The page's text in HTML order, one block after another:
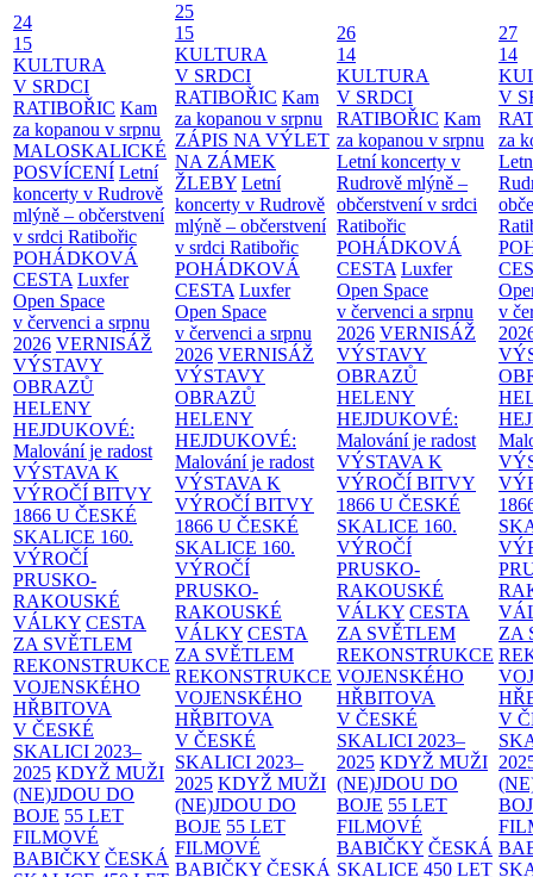
24
15
KULTURA
V SRDCI
RATIBOŘIC Kam
za kopanou v srpnu
MALOSKALICKÉ
POSVÍCENÍ Letní
koncerty v Rudrově
mlýně – občerstvení
v srdci Ratibořic
POHÁDKOVÁ
CESTA Luxfer
Open Space
v červenci a srpnu
2026 VERNISÁŽ
VÝSTAVY
OBRAZŮ
HELENY
HEJDUKOVÉ:
Malování je radost
VÝSTAVA K
VÝROČÍ BITVY
1866 U ČESKÉ
SKALICE 160.
VÝROČÍ
PRUSKO-
RAKOUSKÉ
VÁLKY CESTA
ZA SVĚTLEM
REKONSTRUKCE
VOJENSKÉHO
HŘBITOVA
V ČESKÉ
SKALICI 2023–
2025 KDYŽ MUŽI
(NE)JDOU DO
BOJE 55 LET
FILMOVÉ
BABIČKY ČESKÁ
25
15
KULTURA
V SRDCI
RATIBOŘIC Kam
za kopanou v srpnu
ZÁPIS NA VÝLET
NA ZÁMEK
ŽLEBY Letní
koncerty v Rudrově
mlýně – občerstvení
v srdci Ratibořic
POHÁDKOVÁ
CESTA Luxfer
Open Space
v červenci a srpnu
2026 VERNISÁŽ
VÝSTAVY
OBRAZŮ
HELENY
HEJDUKOVÉ:
Malování je radost
VÝSTAVA K
VÝROČÍ BITVY
1866 U ČESKÉ
SKALICE 160.
VÝROČÍ
PRUSKO-
RAKOUSKÉ
VÁLKY CESTA
ZA SVĚTLEM
REKONSTRUKCE
VOJENSKÉHO
HŘBITOVA
V ČESKÉ
SKALICI 2023–
2025 KDYŽ MUŽI
(NE)JDOU DO
BOJE 55 LET
FILMOVÉ
BABIČKY ČESKÁ
26
14
KULTURA
V SRDCI
RATIBOŘIC Kam
za kopanou v srpnu
Letní koncerty v
Rudrově mlýně –
občerstvení v srdci
Ratibořic
POHÁDKOVÁ
CESTA Luxfer
Open Space
v červenci a srpnu
2026 VERNISÁŽ
VÝSTAVY
OBRAZŮ
HELENY
HEJDUKOVÉ:
Malování je radost
VÝSTAVA K
VÝROČÍ BITVY
1866 U ČESKÉ
SKALICE 160.
VÝROČÍ
PRUSKO-
RAKOUSKÉ
VÁLKY CESTA
ZA SVĚTLEM
REKONSTRUKCE
VOJENSKÉHO
HŘBITOVA
V ČESKÉ
SKALICI 2023–
2025 KDYŽ MUŽI
(NE)JDOU DO
BOJE 55 LET
FILMOVÉ
BABIČKY ČESKÁ
SKALICE 450 LET
27
14
V
za
v
ZA
V